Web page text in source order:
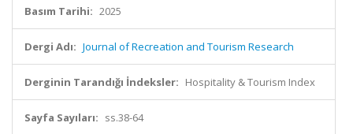
Basım Tarihi: 2025
Dergi Adı: Journal of Recreation and Tourism Research
Derginin Tarandığı İndeksler: Hospitality & Tourism Index
Sayfa Sayıları: ss.38-64